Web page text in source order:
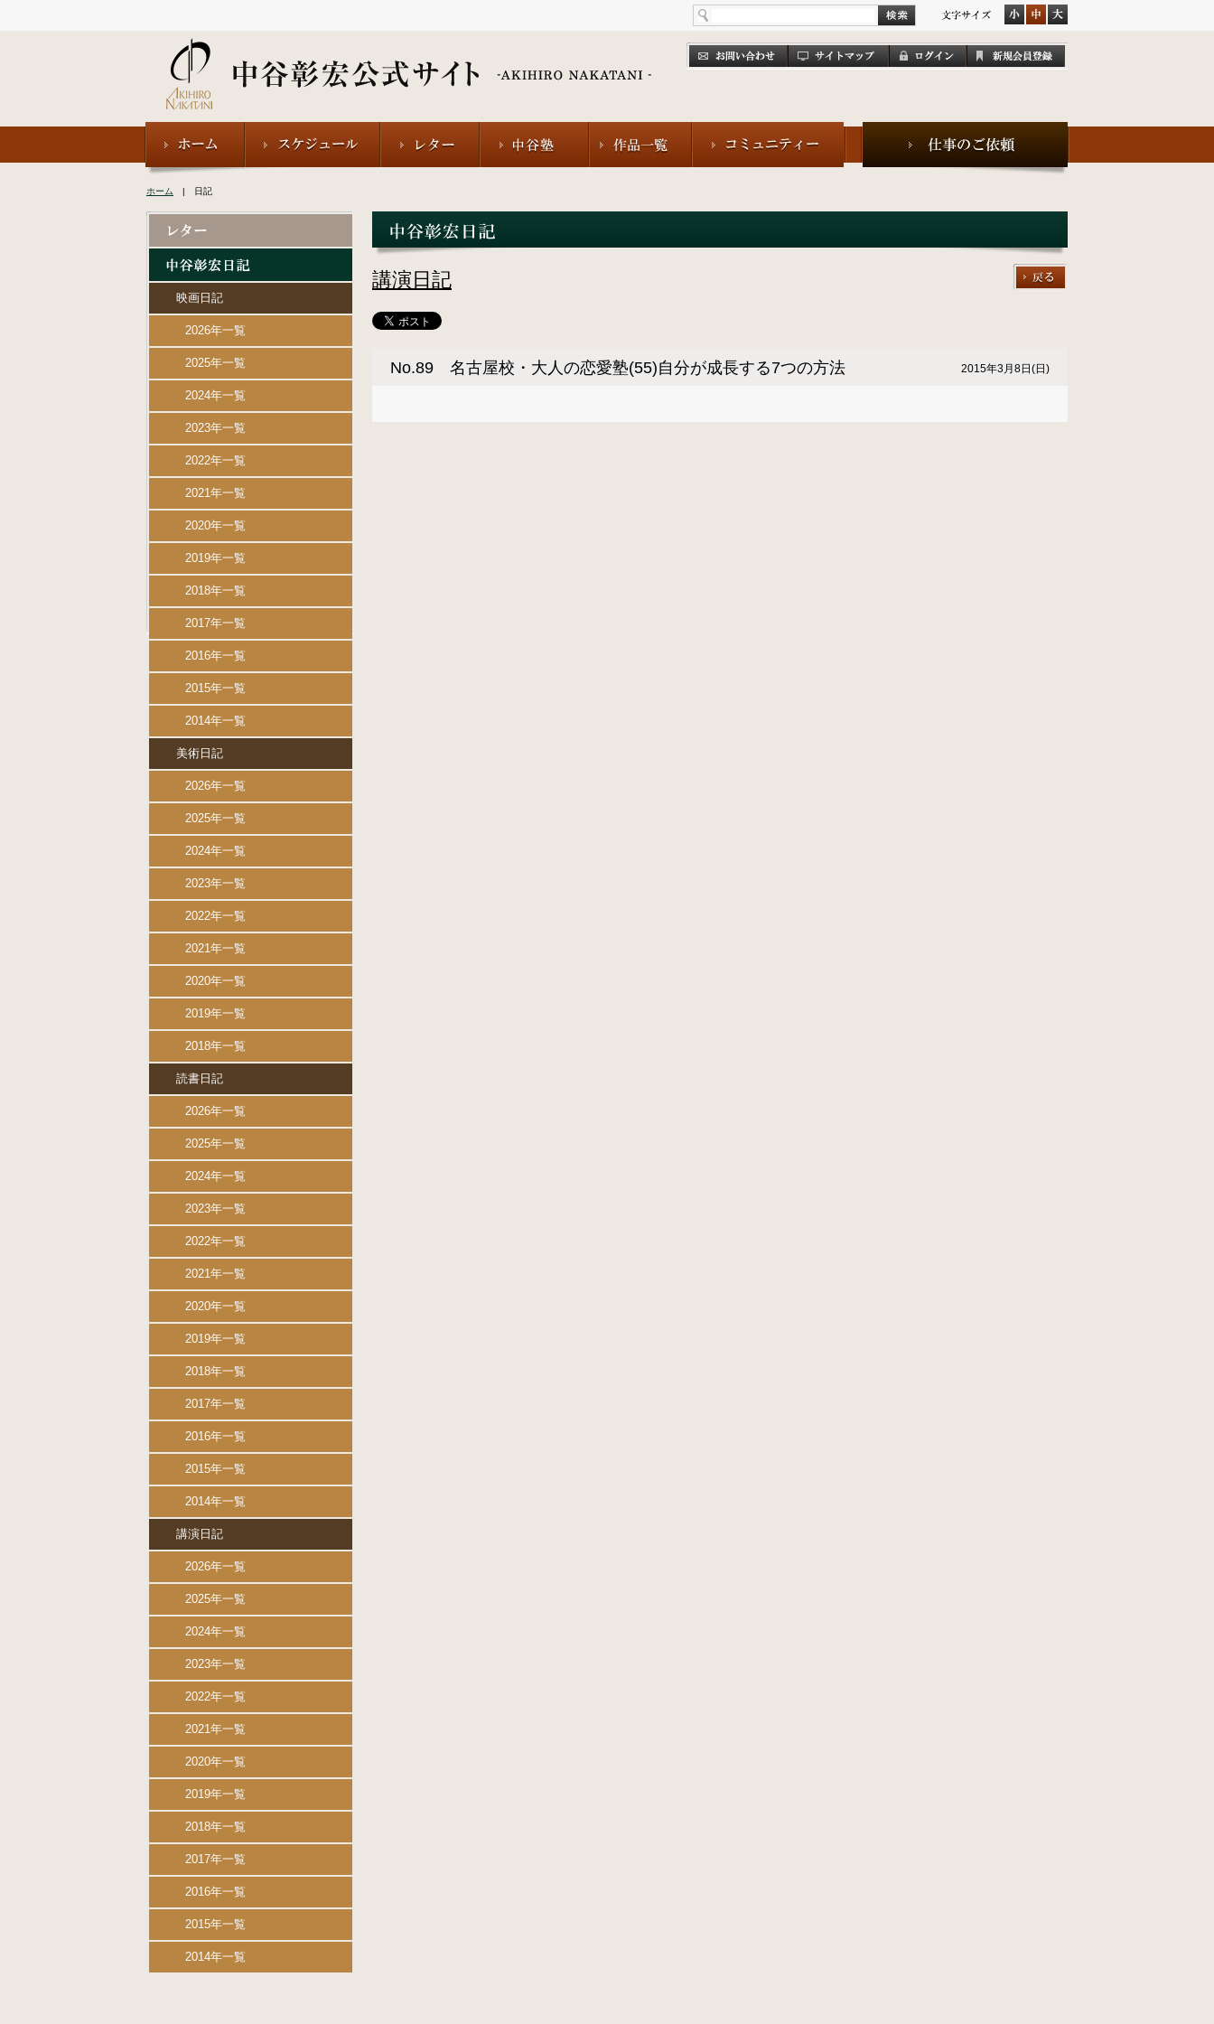
ホーム | 日記
講演日記
No.89 名古屋校・大人の恋愛塾(55)自分が成長する7つの方法 2015年3月8日(日)
映画日記
2026年一覧
2025年一覧
2024年一覧
2023年一覧
2022年一覧
2021年一覧
2020年一覧
2019年一覧
2018年一覧
2017年一覧
2016年一覧
2015年一覧
2014年一覧
美術日記
2026年一覧
2025年一覧
2024年一覧
2023年一覧
2022年一覧
2021年一覧
2020年一覧
2019年一覧
2018年一覧
読書日記
2026年一覧
2025年一覧
2024年一覧
2023年一覧
2022年一覧
2021年一覧
2020年一覧
2019年一覧
2018年一覧
2017年一覧
2016年一覧
2015年一覧
2014年一覧
講演日記
2026年一覧
2025年一覧
2024年一覧
2023年一覧
2022年一覧
2021年一覧
2020年一覧
2019年一覧
2018年一覧
2017年一覧
2016年一覧
2015年一覧
2014年一覧